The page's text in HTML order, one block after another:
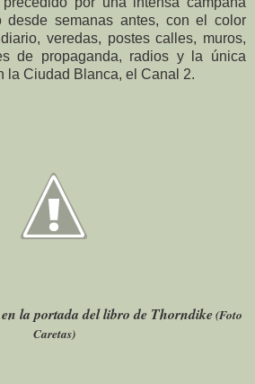
desde semanas antes, con el color
veredas, postes calles, muros,
de propaganda, radios y la única
la Ciudad Blanca, el Canal 2.
la portada del libro de Thorndike(Foto
Caretas)